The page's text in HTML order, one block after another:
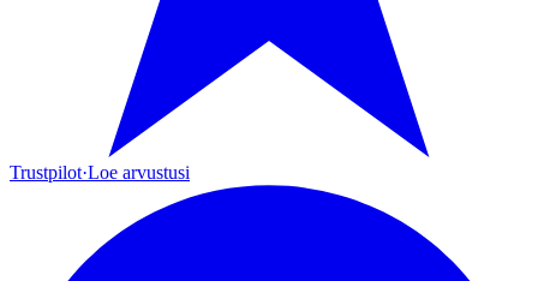
Trustpilot·Loe arvustusi